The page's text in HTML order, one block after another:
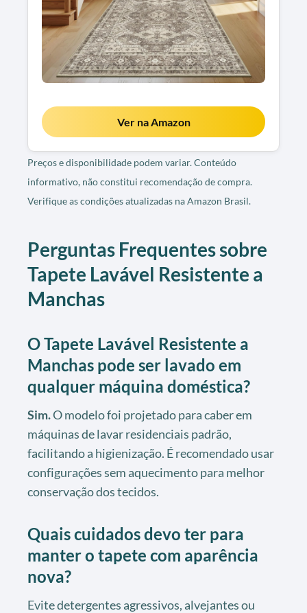
Ver na Amazon
Preços e disponibilidade podem variar. Conteúdo
informativo, não constitui recomendação de compra.
Verifique as condições atualizadas na Amazon Brasil.
Perguntas Frequentes sobre
Tapete Lavável Resistente a
Manchas
O Tapete Lavável Resistente a
Manchas pode ser lavado em
qualquer máquina doméstica?
Sim.O modelo foi projetado para caber em
máquinas de lavar residenciais padrão,
facilitando a higienização. É recomendado usar
configurações sem aquecimento para melhor
conservação dos tecidos.
Quais cuidados devo ter para
manter o tapete com aparência
nova?
Evite detergentes agressivos, alvejantes ou